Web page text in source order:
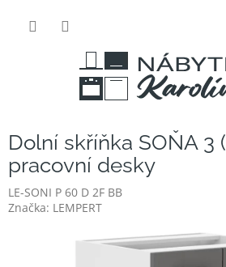
Dolní skříňka SOŇA 3
pracovní desky
LE-SONI P 60 D 2F BB
Značka: LEMPERT